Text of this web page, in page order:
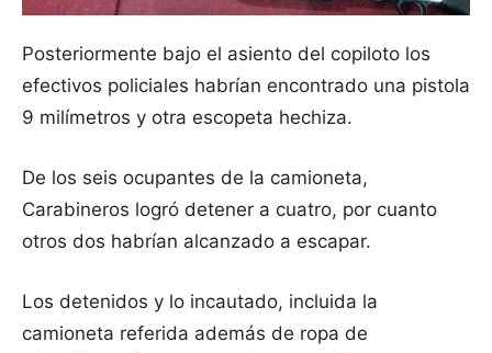
Posteriormente bajo el asiento del copiloto los
efectivos policiales habrían encontrado una pistola
9 milímetros y otra escopeta hechiza.
De los seis ocupantes de la camioneta,
Carabineros logró detener a cuatro, por cuanto
otros dos habrían alcanzado a escapar.
Los detenidos y lo incautado, incluida la
camioneta referida además de ropa de